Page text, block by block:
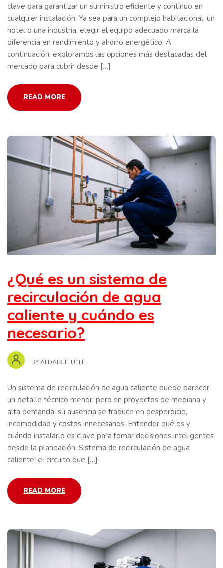
clave para garantizar un suministro eficiente y continuo en
cualquier instalación. Ya sea para un complejo habitacional, un
hotel o una industria, elegir el equipo adecuado marca la
diferencia en rendimiento y ahorro energético. A
continuación, exploramos las opciones más destacadas del
mercado para cubrir desde […]
READ MORE
¿Qué es un sistema de
recirculación de agua
caliente y cuándo es
necesario?
BYALDAIR TEUTLE
Un sistema de recirculación de agua caliente puede parecer
un detalle técnico menor, pero en proyectos de mediana y
alta demanda, su ausencia se traduce en desperdicio,
incomodidad y costos innecesarios. Entender qué es y
cuándo instalarlo es clave para tomar decisiones inteligentes
desde la planeación. Sistema de recirculación de agua
caliente: el circuito que […]
READ MORE